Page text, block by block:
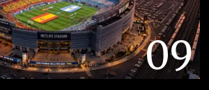
09